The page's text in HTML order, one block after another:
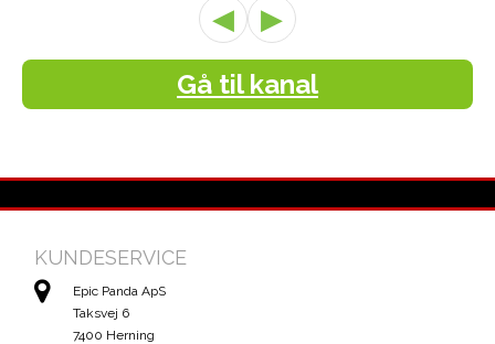
◀ ▶
Gå til kanal
KUNDESERVICE
Epic Panda ApS
Taksvej 6
7400 Herning